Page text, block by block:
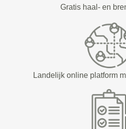
Gratis haal- en
Landelijk online platform